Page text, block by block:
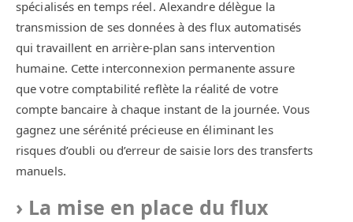
spécialisés en temps réel. Alexandre délègue la
transmission de ses données à des flux automatisés
qui travaillent en arrière-plan sans intervention
humaine. Cette interconnexion permanente assure
que votre comptabilité reflète la réalité de votre
compte bancaire à chaque instant de la journée. Vous
gagnez une sérénité précieuse en éliminant les
risques d’oubli ou d’erreur de saisie lors des transferts
manuels.
La mise en place du flux